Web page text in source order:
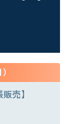
)
売】